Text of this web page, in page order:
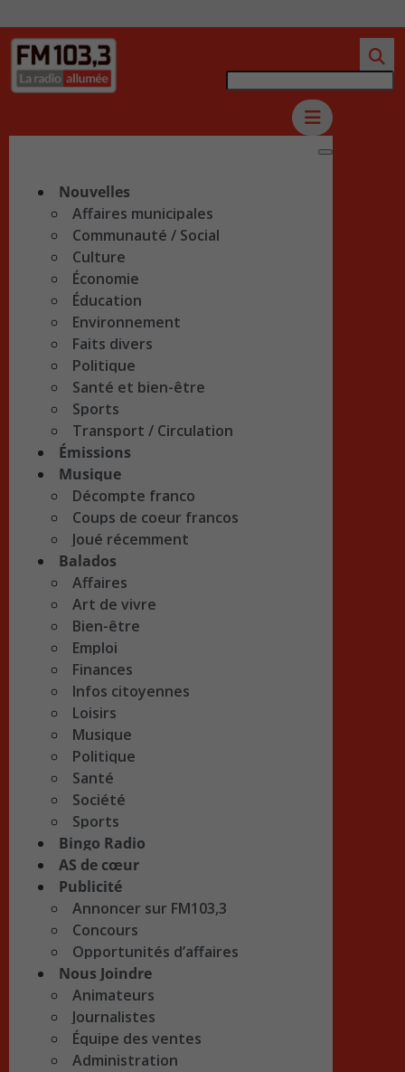
Nouvelles
Affaires municipales
Communauté / Social
Culture
Économie
Éducation
Environnement
Faits divers
Politique
Santé et bien-être
Sports
Transport / Circulation
Émissions
Musique
Décompte franco
Coups de coeur francos
Joué récemment
Balados
Affaires
Art de vivre
Bien-être
Emploi
Finances
Infos citoyennes
Loisirs
Musique
Politique
Santé
Société
Sports
Bingo Radio
AS de cœur
Publicité
Annoncer sur FM103,3
Concours
Opportunités d’affaires
Nous Joindre
Animateurs
Journalistes
Équipe des ventes
Administration